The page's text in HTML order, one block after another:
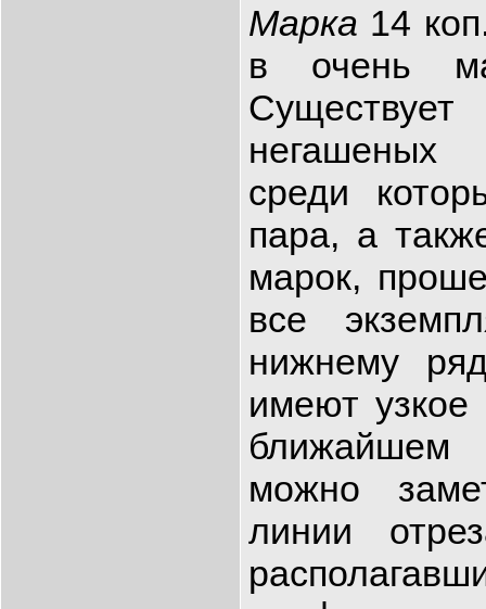
Марка 14
в очень
среди
пара, а
марок,
все
нижнему
имеют
можно
линии